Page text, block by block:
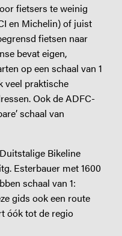
fietsers te weinig
en Michelin) of juist
fietsen naar
bevat eigen,
op een schaal van 1
veel praktische
Ook de ADFC-
schaal van
Bikeline
Esterbauer met 1600
schaal van 1:
gids ook een route
óók tot de regio